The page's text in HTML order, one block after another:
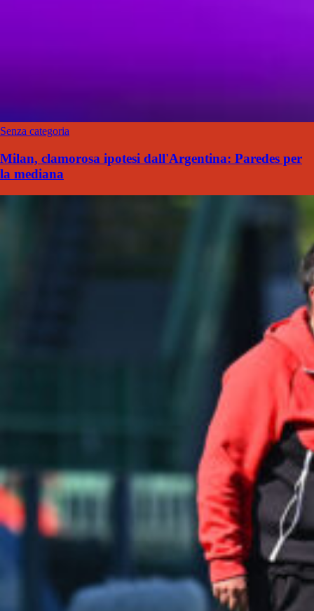
Senza categoria
Milan, clamorosa ipotesi dall'Argentina: Paredes per
la mediana